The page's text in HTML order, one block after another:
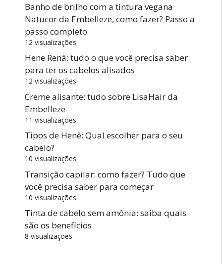
Banho de brilho com a tintura vegana
Natucor da Embelleze, como fazer? Passo a
passo completo
12 visualizações
Hene Rená: tudo o que você precisa saber
para ter os cabelos alisados
12 visualizações
Creme alisante: tudo sobre LisaHair da
Embelleze
11 visualizações
Tipos de Henê: Qual escolher para o seu
cabelo?
10 visualizações
Transição capilar: como fazer? Tudo que
você precisa saber para começar
10 visualizações
Tinta de cabelo sem amônia: saiba quais
são os benefícios
8 visualizações